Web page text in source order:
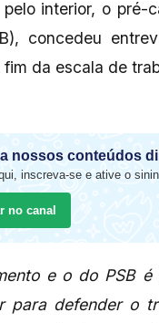
interior, o pré-
concedeu
da escala de
nossos conteúdos
inscreva-se e ative o
no canal
e o do PSB
para defender o